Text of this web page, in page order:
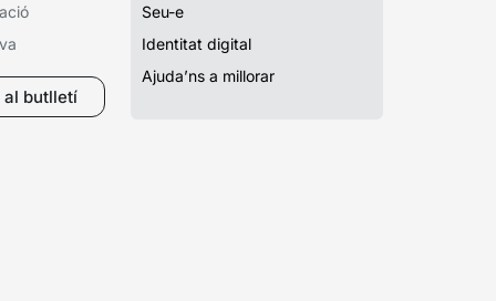
butlletí
Seu-e
Identitat digital
Ajuda’ns a millorar